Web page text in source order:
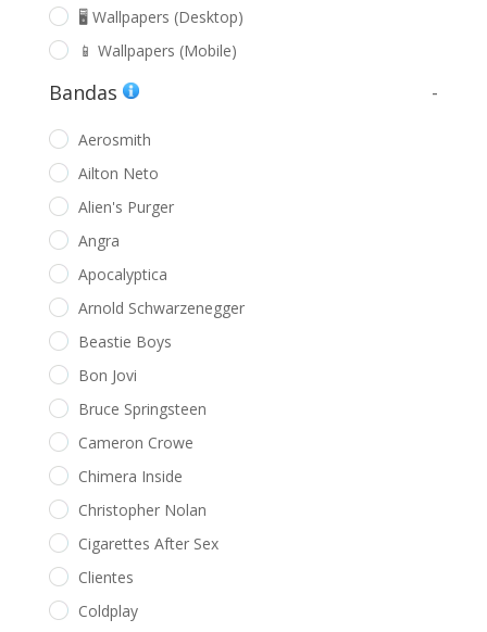
🖥️ Wallpapers (Desktop)
📱 Wallpapers (Mobile)
Bandas -
Aerosmith
Ailton Neto
Alien's Purger
Angra
Apocalyptica
Arnold Schwarzenegger
Beastie Boys
Bon Jovi
Bruce Springsteen
Cameron Crowe
Chimera Inside
Christopher Nolan
Cigarettes After Sex
Clientes
Coldplay